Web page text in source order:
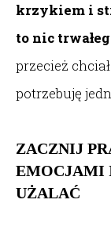
krzykiem i
to nic
przecież
potrzebuję
ZACZNIJ
EMOCJAMI
UŻALAĆ